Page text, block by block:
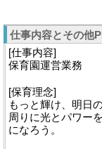
仕事内容とその他
[仕事内容]
保育園運営業務
[保育理念]
もっと輝け、明日
周りに光とパワー
になろう。